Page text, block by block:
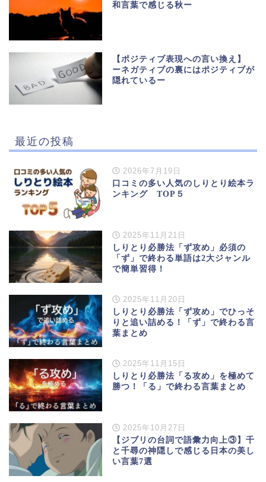
和言葉で感じる秋ー
【ポジティブ表現への言い換え】
ーネガティブの裏にはポジティブが
隠れているー
最近の投稿
2026年7月19日
口コミの多い人気のしりとり絵本ラ
ンキング TOP５
2025年11月21日
しりとり必勝法「ず攻め」必須の
「ず」で終わる単語は2大ジャンル
で簡単習得！
2025年11月20日
しりとり必勝法「ず攻め」でひっそ
りと追い詰める！「ず」で終わる言
葉まとめ
2025年11月15日
しりとり必勝法「る攻め」を極めて
勝つ！「る」で終わる言葉まとめ
2025年10月27日
【ジブリの台詞で語彙力向上③】千
と千尋の神隠しで感じる日本の美し
い言葉7選